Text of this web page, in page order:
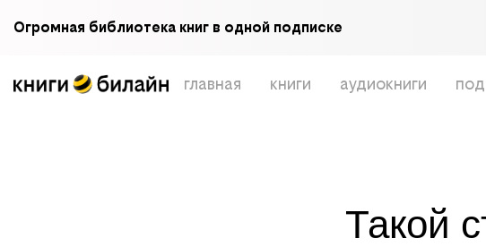
Огромная библиотека книг в одной подписке
главная книги аудиокниги
Такой